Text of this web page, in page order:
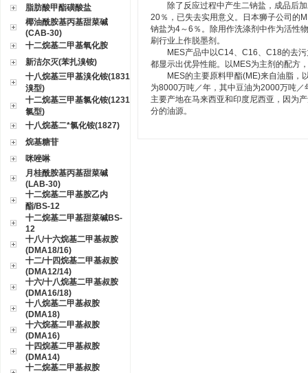
脂肪酸甲酯磺酸盐
椰油酰胺基丙基甜菜碱
(CAB-30)
十二烷基二甲基氧化胺
新洁尔灭(苯扎溴铵)
十八烷基三甲基溴化铵(1831
溴型)
十二烷基三甲基氯化铵(1231
氯型)
十八烷基二*氯化铵(1827)
烷基糖苷
咪唑啉
月桂酰胺基丙基甜菜碱
(LAB-30)
十二烷基二甲基胺乙内
酯/BS-12
十二烷基二甲基甜菜碱BS-
12
十八/十六烷基二甲基叔胺
(DMA18/16)
十二/十四烷基二甲基叔胺
(DMA12/14)
十六/十八烷基二甲基叔胺
(DMA16/18)
十八烷基二甲基叔胺
(DMA18)
十六烷基二甲基叔胺
(DMA16)
十四烷基二甲基叔胺
(DMA14)
十二烷基二甲基叔胺
除了反应过程中产生二钠盐，成品后加
20％，已失去实用意义。日本狮子公司的
钠盐为4～6％。除用作洗涤剂中作为活性
刷行业上作脱墨剂。
MES产品中以C14、C16、C18的去污
都显示出优异性能。以MES为主剂的配方
MES的主要原料甲酯(ME)来自油脂，以
为8000万吨／年，其中豆油为2000万吨
主要产地在马来西亚和印度尼西亚，因为
分的油源。